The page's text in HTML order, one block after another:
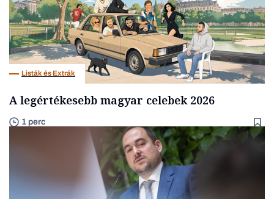
Listák és Extrák
A legértékesebb magyar celebek 2026
1 perc